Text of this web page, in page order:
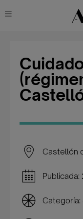
Castellón
Categoría: